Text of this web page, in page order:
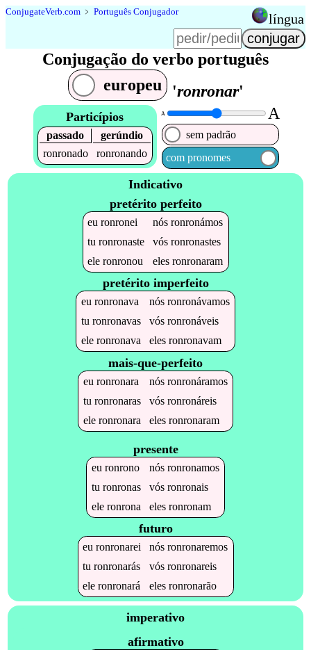
ConjugateVerb.com ﹥ Português Conjugador língua
Conjugação do verbo português
europeu
'ronronar'
Particípios
passado
gerúndio
ronronado
ronronando
A A
sem padrão
com pronomes
Indicativo
pretérito perfeito
euronronei nósronronámos
turonronaste vósronronastes
eleronronou elesronronaram
pretérito imperfeito
eu ronronava nós ronronávamos
tu ronronavas vós ronronáveis
ele ronronava eles ronronavam
mais-que-perfeito
eu ronronara nós ronronáramos
tu ronronaras vós ronronáreis
ele ronronara eles ronronaram
presente
eu ronrono nós ronronamos
tu ronronas vós ronronais
ele ronrona eles ronronam
futuro
euronronarei nósronronaremos
turonronarás vósronronareis
eleronronará elesronronarão
imperativo
afirmativo